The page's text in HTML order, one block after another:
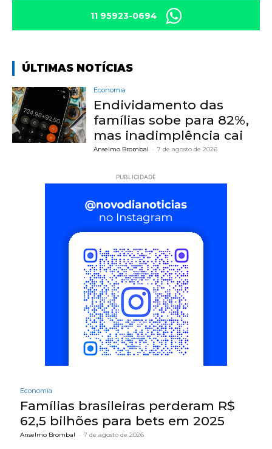
11 95923-0694
ÚLTIMAS NOTÍCIAS
Economia
Endividamento das
famílias sobe para 82%,
mas inadimplência cai
Anselmo Brombal - 7 de agosto de 2026
PUBLICIDADE
Economia
Famílias brasileiras perderam R$
62,5 bilhões para bets em 2025
Anselmo Brombal - 7 de agosto de 2026